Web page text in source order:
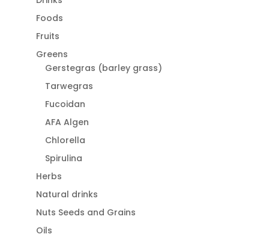
Foods
Fruits
Greens
Gerstegras (barley grass)
Tarwegras
Fucoidan
AFA Algen
Chlorella
Spirulina
Herbs
Natural drinks
Nuts Seeds and Grains
Oils